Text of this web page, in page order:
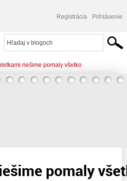
Registrácia Prihlásenie
riešime pomaly všetko
pomaly